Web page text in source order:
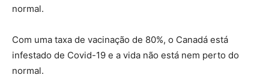
normal.
Com uma taxa de vacinação de 80%, o Canadá está
infestado de Covid-19 e a vida não está nem perto do
normal.